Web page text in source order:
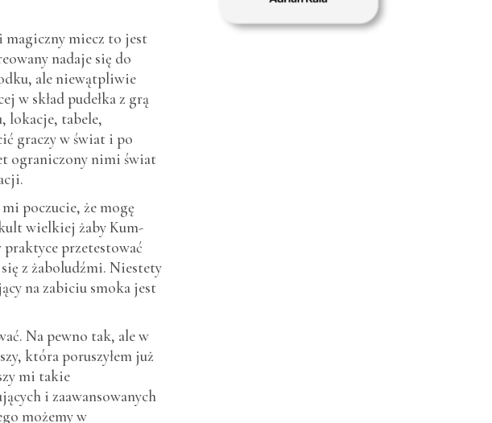
magiczny miecz to jest
nadaje się do
ale niewątpliwie
w skład pudełka z grą
lokacje, tabele,
graczy w świat i po
ograniczony nimi świat
mi poczucie, że mogę
kult wielkiej żaby Kum-
praktyce przetestować
z żaboludźmi. Niestety
na zabiciu smoka jest
Na pewno tak, ale w
która poruszyłem już
mi takie
i zaawansowanych
możemy w